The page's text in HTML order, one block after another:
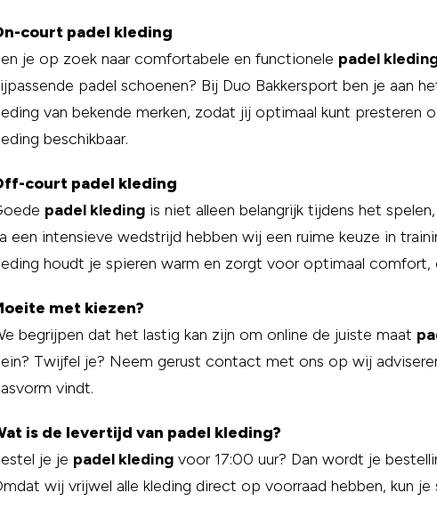
court padel kleding
je op zoek naar comfortabele en functionele padel
padel schoenen? Bij Duo Bakkersport ben je aan
van bekende merken, zodat jij optimaal kunt presteren
beschikbaar.
court padel kleding
padel kleding is niet alleen belangrijk tijdens het
een intensieve wedstrijd hebben wij een ruime keuze in
houdt je spieren warm en zorgt voor optimaal comfort,
met kiezen?
begrijpen dat het lastig kan zijn om online de juiste maat
Twijfel je? Neem gerust contact met ons op wij
vindt.
is de levertijd van padel kleding?
je je padel kleding voor 17:00 uur? Dan wordt je
wij vrijwel alle kleding direct op voorraad hebben, kun